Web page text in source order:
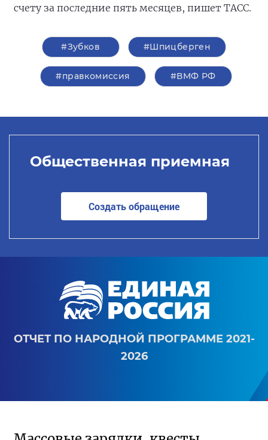
счету за последние пять месяцев, пишет ТАСС.
#Зубков #Шпицберген
#правкомиссия #ВМФ РФ
Общественная приемная
Создать обращение
ОТЧЕТ ПО НАРОДНОЙ ПРОГРАММЕ 2021-
2026